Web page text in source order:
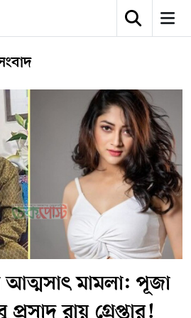
আত্মসাৎ মামলা: পূজা
প্রসাদ রায় গ্রেপ্তার!